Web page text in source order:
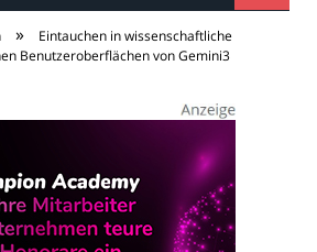
»
Eintauchen in wissenschaftliche
Benutzeroberflächen von Gemini3